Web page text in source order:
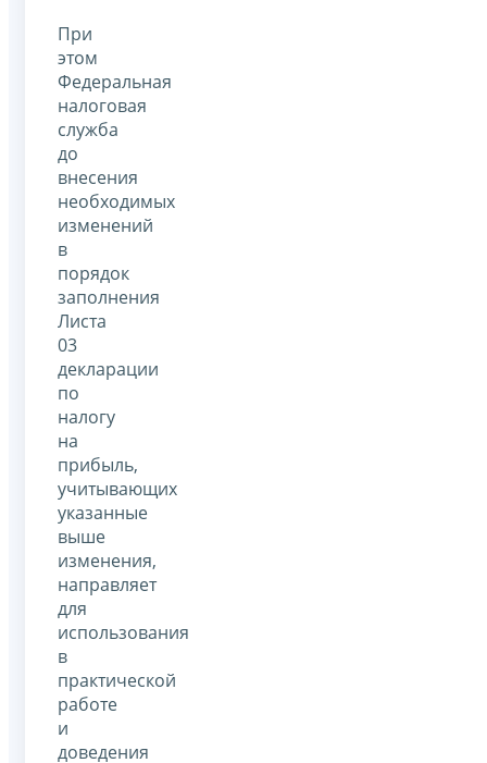
При
этом
Федеральная
налоговая
служба
до
внесения
необходимых
изменений
в
порядок
заполнения
Листа
03
декларации
по
налогу
на
прибыль,
учитывающих
указанные
выше
изменения,
направляет
для
использования
в
практической
работе
и
доведения